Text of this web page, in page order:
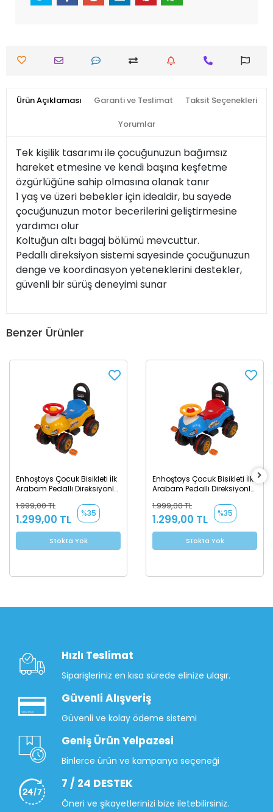
Ürün Açıklaması Garanti ve Teslimat Taksit Seçenekleri
Yorumlar
Tek kişilik tasarımı ile çocuğunuzun bağımsız
hareket etmesine ve kendi başına keşfetme
özgürlüğüne sahip olmasına olanak tanır
1 yaş ve üzeri bebekler için idealdir, bu sayede
çocuğunuzun motor becerilerini geliştirmesine
yardımcı olur
Koltuğun altı bagaj bölümü mevcuttur.
Pedallı direksiyon sistemi sayesinde çocuğunuzun
denge ve koordinasyon yeteneklerini destekler,
güvenli bir sürüş deneyimi sunar
Benzer Ürünler
Enhoştoys Çocuk Bisikleti İlk
Arabam Pedallı Direksiyonlu
1.999,00 TL
1.299,00 TL %35
Stokta Yok
Enhoştoys Çocuk Bisikleti İlk
Arabam Pedallı Direksiyonlu
1.999,00 TL
1.299,00 TL %35
Stokta Yok
Hızlı Teslimat
Siparişleriniz en kısa sürede elinize ulaşır.
Güvenli Alışveriş
Güvenli ve kolay ödeme sistemi
Geniş Ürün Yelpazesi
Binlerce ürün ve kampanya seçeneği
7 / 24 DESTEK
Öneri ve şikayetlerinizi bize iletebilirsiniz.